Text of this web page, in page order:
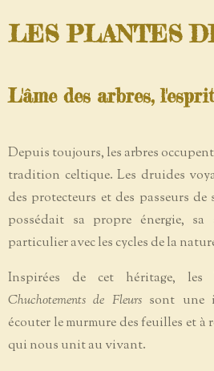
LES PLANTES
L'âme des arbres,
Depuis toujours, les arbres
tradition celtique. Les druides
des protecteurs et des passeurs de
possédait sa propre énergie,
particulier avec les cycles de la
Inspirées de cet héritage, les
Chuchotements de Fleurssont une
écouter le murmure des feuilles et
qui nous unit au vivant.